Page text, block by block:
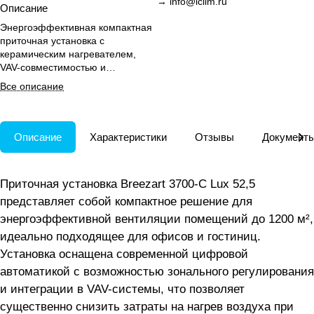
Описание
Энергоэффективная компактная
приточная установка с
керамическим нагревателем,
VAV-совместимостью и
встроенной цифровой
автоматикой для офисов и
Все описание
Описание Характеристики Отзывы
Приточная установка Breezart 3700-C Lux 52,5
представляет собой компактное решение для
энергоэффективной вентиляции помещений до 1200 м²,
идеально подходящее для офисов и гостиниц.
Установка оснащена современной цифровой
автоматикой с возможностью зонального регулирования
и интеграции в VAV-системы, что позволяет
существенно снизить затраты на нагрев воздуха при